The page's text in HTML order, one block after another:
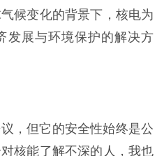
候变化的背景下，核电为
发展与环境保护的解决方
，但它的安全性始终是公
核能了解不深的人，我也